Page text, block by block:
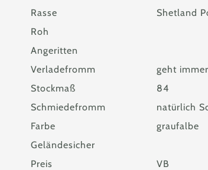
Rasse
Shetland
Roh
Angeritten
Verladefromm
geht
Stockmaß
84
Schmiedefromm
natürlich
Farbe
graufalbe
Geländesicher
Preis
VB